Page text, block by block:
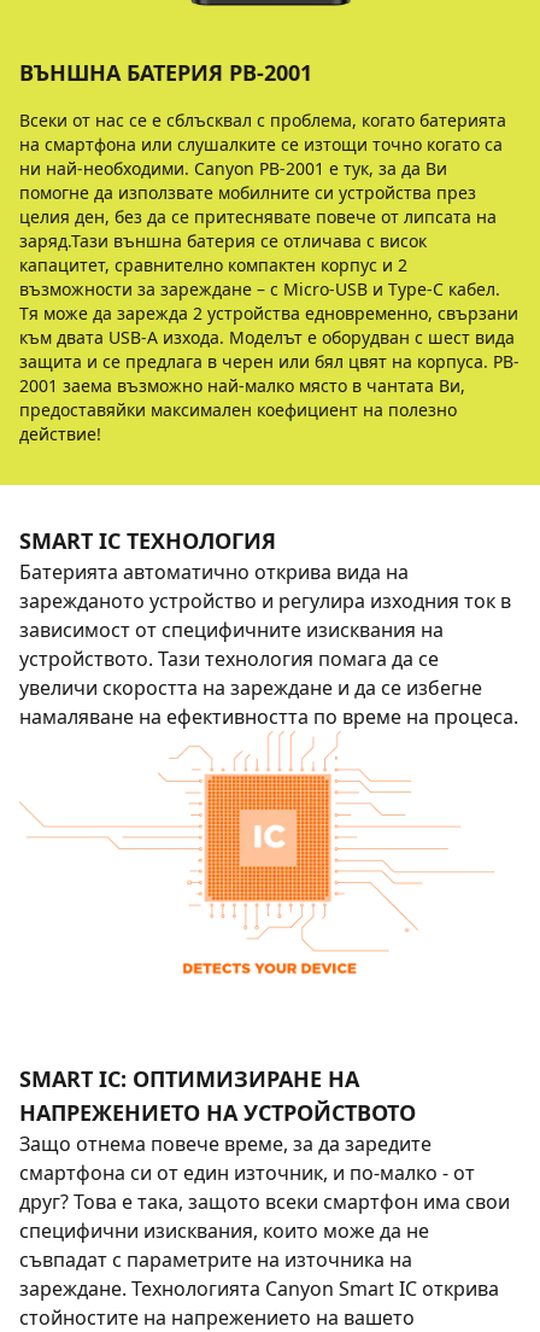
ВЪНШНА БАТЕРИЯ PB-2001
Всеки от нас се е сблъсквал с проблема, когато батерията
на смартфонa или слушалките се изтощи точно когато са
ни най-необходими. Canyon PB-2001 е тук, за да Ви
помогне да използвате мобилните си устройства през
целия ден, без да се притеснявате повече от липсата на
заряд.Тази външна батерия се отличава с висок
капацитет, сравнително компактен корпус и 2
възможности за зареждане – с Micro-USB и Type-C кабел.
Тя може да зарежда 2 устройства едновременно, свързани
към двата USB-A изхода. Моделът e оборудван с шест вида
защита и се предлага в черен или бял цвят на корпуса. PB-
2001 заема възможно най-малко място в чантата Ви,
предоставяйки максимален коефициент на полезно
действие!
SMART IC ТЕХНОЛОГИЯ
Батерията автоматично открива вида на
зарежданото устройство и регулира изходния ток в
зависимост от специфичните изисквания на
устройството. Тази технология помага да се
увеличи скоростта на зареждане и да се избегне
намаляване на ефективността по време на процеса.
SMART IC: ОПТИМИЗИРАНЕ НА
НАПРЕЖЕНИЕТО НА УСТРОЙСТВОТО
Защо отнема повече време, за да заредите
смартфона си от един източник, и по-малко - от
друг? Това е така, защото всеки смартфон има свои
специфични изисквания, които може да не
съвпадат с параметрите на източника на
зареждане. Технологията Canyon Smart IC открива
стойностите на напрежението на вашето